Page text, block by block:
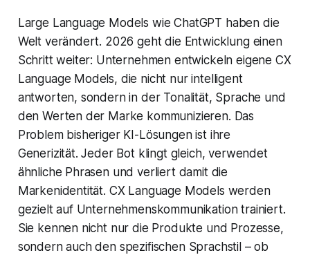
Large Language Models wie ChatGPT haben die
Welt verändert. 2026 geht die Entwicklung einen
Schritt weiter: Unternehmen entwickeln eigene CX
Language Models, die nicht nur intelligent
antworten, sondern in der Tonalität, Sprache und
den Werten der Marke kommunizieren. Das
Problem bisheriger KI-Lösungen ist ihre
Generizität. Jeder Bot klingt gleich, verwendet
ähnliche Phrasen und verliert damit die
Markenidentität. CX Language Models werden
gezielt auf Unternehmenskommunikation trainiert.
Sie kennen nicht nur die Produkte und Prozesse,
sondern auch den spezifischen Sprachstil – ob